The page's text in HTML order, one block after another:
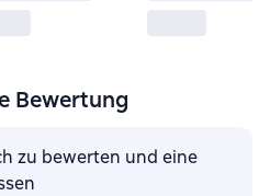
Bewertung
zu bewerten und eine